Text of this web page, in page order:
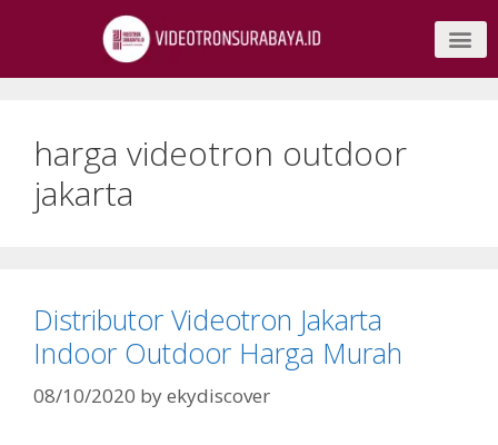
harga videotron outdoor
jakarta
Distributor Videotron Jakarta
Indoor Outdoor Harga Murah
08/10/2020 byekydiscover